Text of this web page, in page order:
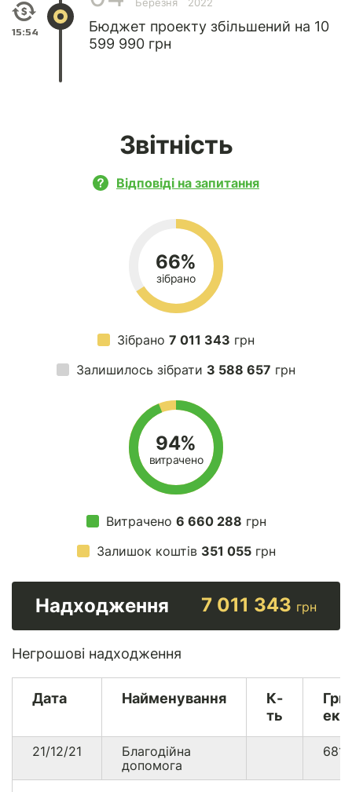
15:54
Березня 2022
Бюджет проекту збільшений на 10
599 990 грн
Звітність
Відповіді на запитання
66%
зібрано
Зібрано 7 011 343 грн
Залишилось зібрати 3 588 657 грн
94%
витрачено
Витрачено 6 660 288 грн
Залишок коштів 351 055грн
Надходження 7 011 343 грн
Негрошові надходження
Дата Найменування
К-
ть
21/12/21
Благодійна
допомога